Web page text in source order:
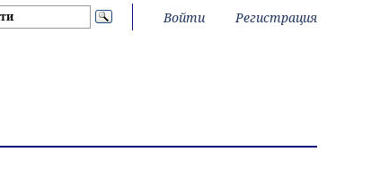
Войти Регистрация